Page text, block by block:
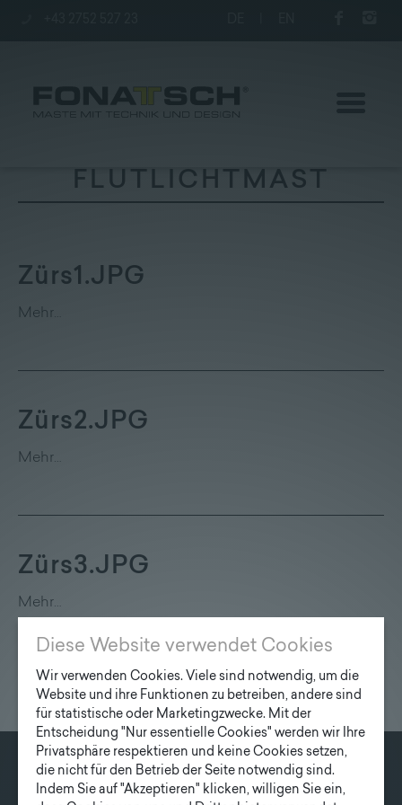
Unternehmen
Lieferprogramm
FLUTLICHTMAST
Zürs1.JPG
Mehr…
Zürs2.JPG
Mehr…
Zürs3.JPG
Mehr…
KONTAKT
Diese Website verwendet Cookies
Wir verwenden Cookies. Viele sind notwendig, um die
Website und ihre Funktionen zu betreiben, andere sind
für statistische oder Marketingzwecke. Mit der
Entscheidung "Nur essentielle Cookies" werden wir Ihre
Privatsphäre respektieren und keine Cookies setzen,
die nicht für den Betrieb der Seite notwendig sind.
Indem Sie auf "Akzeptieren" klicken, willigen Sie ein,